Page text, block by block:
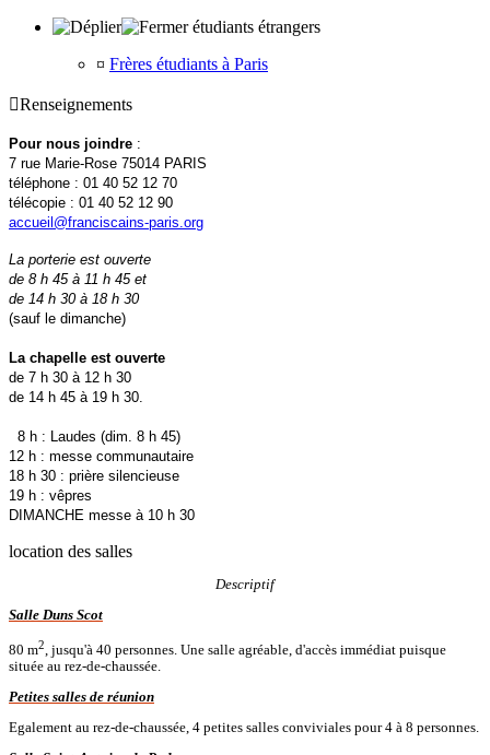
étudiants étrangers
¤ Frères étudiants à Paris
Renseignements
Pour nous joindre :
7 rue Marie-Rose 75014 PARIS
téléphone : 01 40 52 12 70
télécopie : 01 40 52 12 90
accueil@franciscains-paris.org
La porterie est ouverte
de 8 h 45 à 11 h 45 et
de 14 h 30 à 18 h 30
(sauf le dimanche)
La chapelle est ouverte
de 7 h 30 à 12 h 30
de 14 h 45 à 19 h 30.
8 h : Laudes (dim. 8 h 45)
12 h : messe communautaire
18 h 30 : prière silencieuse
19 h : vêpres
DIMANCHE messe à 10 h 30
location des salles
Descriptif
Salle Duns Scot
80 m2, jusqu'à 40 personnes. Une salle agréable, d'accès immédiat puisque
située au rez-de-chaussée.
Petites salles de réunion
Egalement au rez-de-chaussée, 4 petites salles conviviales pour 4 à 8 personnes.